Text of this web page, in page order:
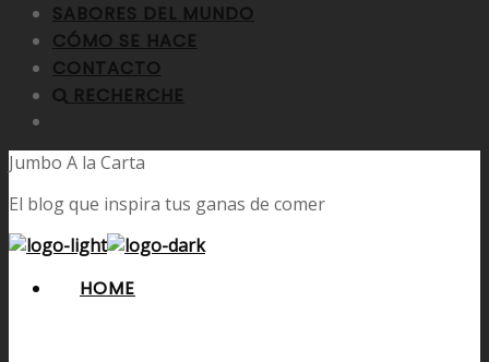
SABORES DEL MUNDO
CÓMO SE HACE
CONTACTO
RECHERCHE
Jumbo A la Carta
El blog que inspira tus ganas de comer
HOME